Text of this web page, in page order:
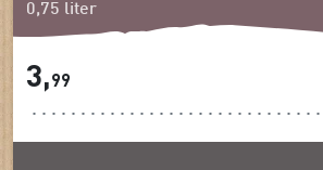
0,75 liter
3,99